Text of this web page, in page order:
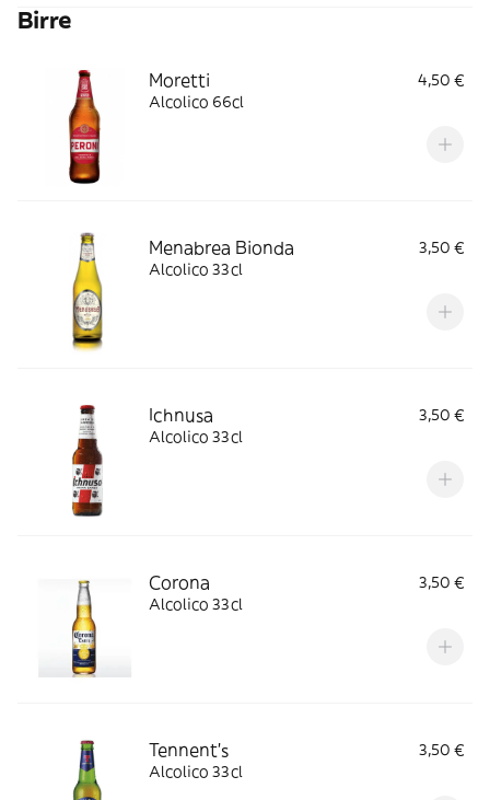
Birre
Moretti
4,50 €
Alcolico 66cl
Menabrea Bionda
3,50 €
Alcolico 33cl
Ichnusa
3,50 €
Alcolico 33cl
Corona
3,50 €
Alcolico 33cl
Tennent's
3,50 €
Alcolico 33cl